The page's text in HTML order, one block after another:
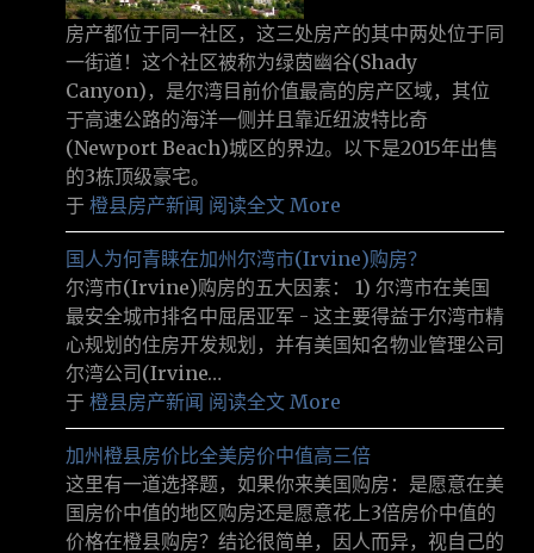
房产都位于同一社区，这三处房产的其中两处位于同
一街道！这个社区被称为绿茵幽谷(Shady
Canyon)，是尔湾目前价值最高的房产区域，其位
于高速公路的海洋一侧并且靠近纽波特比奇
(Newport Beach)城区的界边。以下是2015年出售
的3栋顶级豪宅。
于 橙县房产新闻 阅读全文 More
国人为何青睐在加州尔湾市(Irvine)购房？
尔湾市(Irvine)购房的五大因素： 1) 尔湾市在美国
最安全城市排名中屈居亚军 - 这主要得益于尔湾市精
心规划的住房开发规划，并有美国知名物业管理公司
尔湾公司(Irvine…
于 橙县房产新闻 阅读全文 More
加州橙县房价比全美房价中值高三倍
这里有一道选择题，如果你来美国购房：是愿意在美
国房价中值的地区购房还是愿意花上3倍房价中值的
价格在橙县购房？结论很简单，因人而异，视自己的